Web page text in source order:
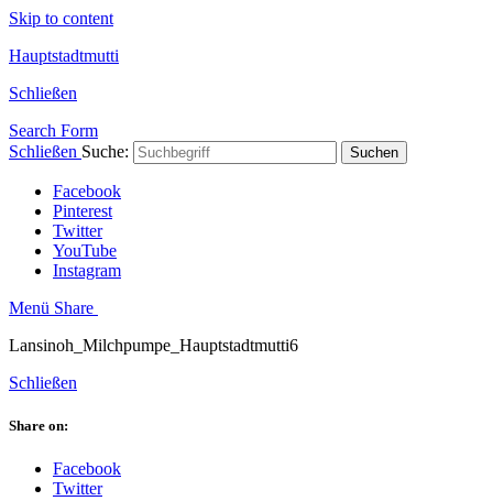
Skip to content
Hauptstadtmutti
Schließen
Search Form
Schließen Suche: Suchen
Facebook
Pinterest
Twitter
YouTube
Instagram
Menü Share
Lansinoh_Milchpumpe_Hauptstadtmutti6
Schließen
Share on:
Facebook
Twitter